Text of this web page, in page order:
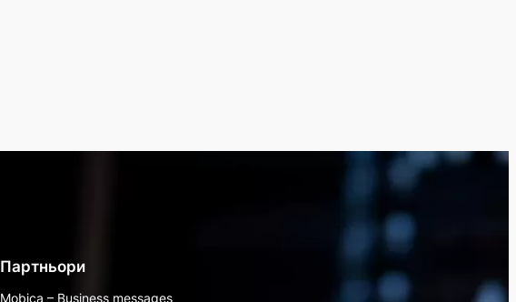
Партньори
Mobica – Business messages